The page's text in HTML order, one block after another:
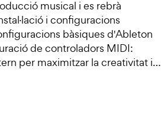
musical i es rebrà
i configuracions
bàsiques d'Ableton
de controladors MIDI:
per maximitzar la creativitat i…